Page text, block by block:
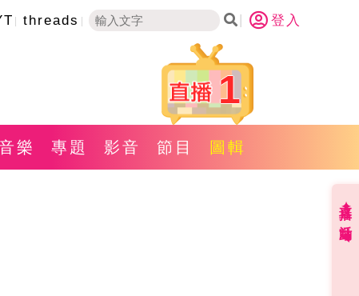
threads 登入
1
樂 專題 影音 節目 圖輯
直播✦活動